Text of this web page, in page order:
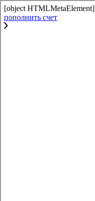
[object HTMLMetaElement]
пополнить счет